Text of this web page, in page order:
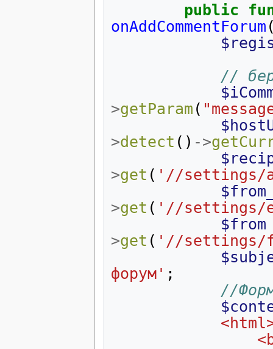
public
onAddCommentForum
//
>getParam (
>detect () ->
>get ( '//settings/
>get ( '//settings/
$from
>get ( '//settings/
форум' ;
//